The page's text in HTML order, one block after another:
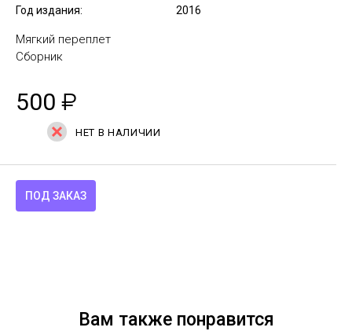
Год издания:
2016
Мягкий переплет
Сборник
500 ₽
НЕТ В НАЛИЧИИ
ПОД ЗАКАЗ
Вам также понравится